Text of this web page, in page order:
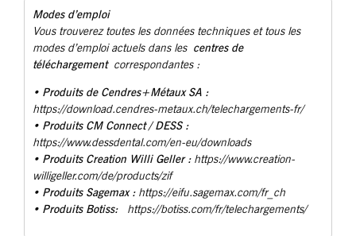
Modes d’emploi
Vous trouverez toutes les données techniques et tous les
modes d’emploi actuels dans les centres de
téléchargementcorrespondantes :
• Produits de Cendres+Métaux SA :
https://download.cendres-metaux.ch/telechargements-fr/
• Produits CM Connect / DESS :
https://www.dessdental.com/en-eu/downloads
• Produits Creation Willi Geller : https://www.creation-
willigeller.com/de/products/zif
• Produits Sagemax : https://eifu.sagemax.com/fr_ch
• Produits Botiss: https://botiss.com/fr/telechargements/